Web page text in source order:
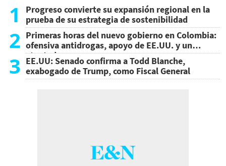
1
Progreso convierte su expansión regional en la
prueba de su estrategia de sostenibilidad
2 Primeras horas del nuevo gobierno en Colombia:
ofensiva antidrogas, apoyo de EE.UU. y un
atentado
3 EE.UU: Senado confirma a Todd Blanche,
exabogado de Trump, como Fiscal General